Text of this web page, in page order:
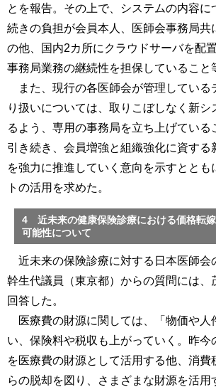
とを報告。その上で、システムの内容に
続きの負担が会員本人、医師会事務局共
の他、国内2カ所にクラウドサーバを配
事務局業務の継続性を担保していること
また、現行の各医師会が管理している
り扱いについては、取りこぼしなく新シ
るよう、専用の事務局を立ち上げている
引き続き、会員増強と組織強化に資する
を強力に推進していく意向を示すととも
トの活用を求めた。
4 近未来の健康保険診療における価格転
可能性について
近未来の保険診療に対する日本医師会
幹生代議員（東京都）からの質問には、
回答した。
医療費の財源に関しては、「物価や人
い、保険料や税収も上がっていく。昨今
を医療費の財源として活用する他、消費
らの脱却を図り、さまざまな財源を活用